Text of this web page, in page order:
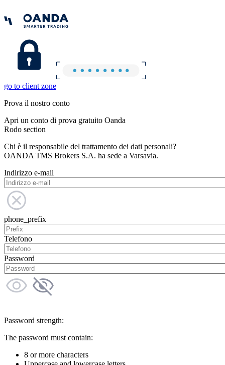
go to client zone
Prova il nostro conto
Apri un conto di prova gratuito Oanda
Rodo section
Chi è il responsabile del trattamento dei dati personali?
OANDA TMS Brokers S.A. ha sede a Varsavia.
Indirizzo e-mail
phone_prefix
Telefono
Password
Password strength:
The password must contain:
8 or more characters